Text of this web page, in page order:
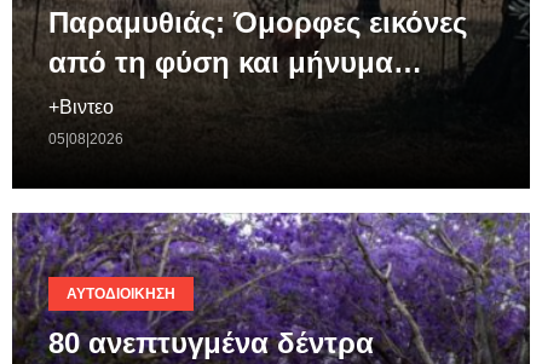
Παραμυθιάς: Όμορφες εικόνες
από τη φύση και μήνυμα…
+Βιντεο
05|08|2026
ΑΥΤΟΔΙΟΊΚΗΣΗ
80 ανεπτυγμένα δέντρα